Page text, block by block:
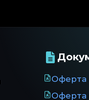
Оферта
Оферта